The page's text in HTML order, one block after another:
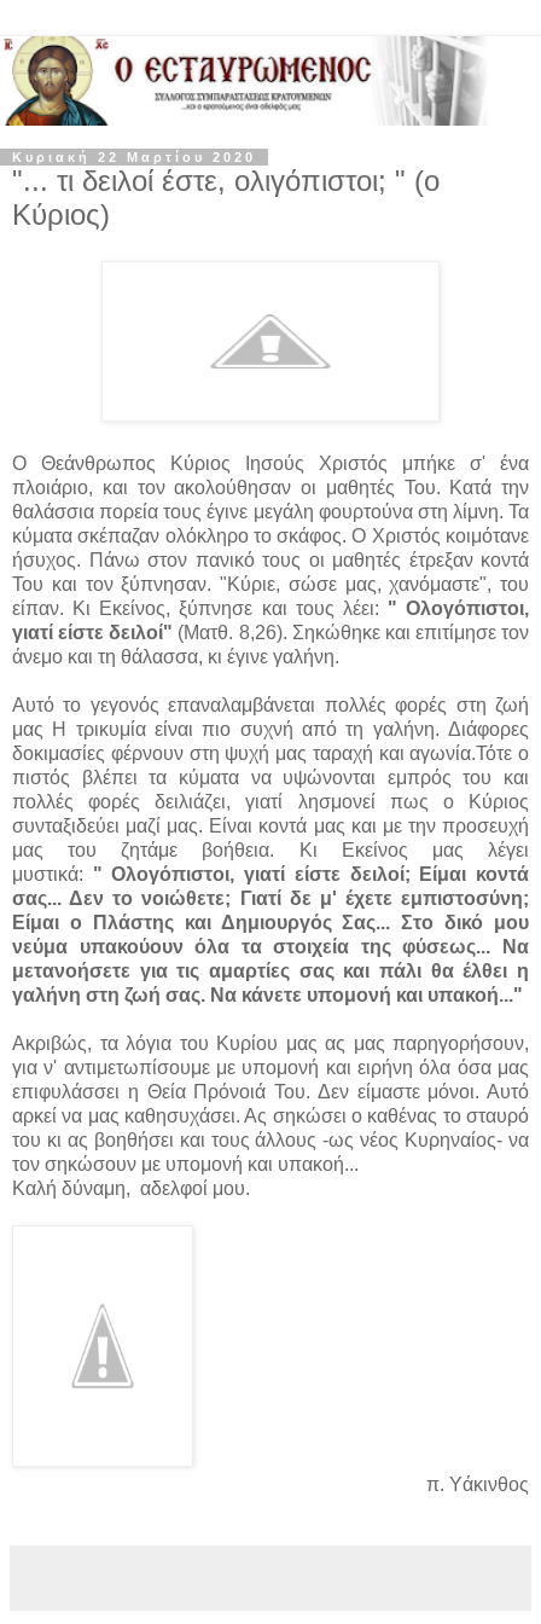
Κυριακή 22 Μαρτίου 2020
"... τι δειλοί έστε, ολιγόπιστοι; " (ο
Κύριος)
Ο Θεάνθρωπος Κύριος Ιησούς Χριστός μπήκε σ' ένα
πλοιάριο, και τον ακολούθησαν οι μαθητές Του. Κατά την
θαλάσσια πορεία τους έγινε μεγάλη φουρτούνα στη λίμνη. Τα
κύματα σκέπαζαν ολόκληρο το σκάφος. Ο Χριστός κοιμότανε
ήσυχος. Πάνω στον πανικό τους οι μαθητές έτρεξαν κοντά
Του και τον ξύπνησαν. "Κύριε, σώσε μας, χανόμαστε", του
είπαν. Κι Εκείνος, ξύπνησε και τους λέει: " Ολογόπιστοι,
γιατί είστε δειλοί" (Ματθ. 8,26). Σηκώθηκε και επιτίμησε τον
άνεμο και τη θάλασσα, κι έγινε γαλήνη.
Αυτό το γεγονός επαναλαμβάνεται πολλές φορές στη ζωή
μας Η τρικυμία είναι πιο συχνή από τη γαλήνη. Διάφορες
δοκιμασίες φέρνουν στη ψυχή μας ταραχή και αγωνία.Τότε ο
πιστός βλέπει τα κύματα να υψώνονται εμπρός του και
πολλές φορές δειλιάζει, γιατί λησμονεί πως ο Κύριος
συνταξιδεύει μαζί μας. Είναι κοντά μας και με την προσευχή
μας του ζητάμε βοήθεια. Κι Εκείνος μας λέγει
μυστικά: " Ολογόπιστοι, γιατί είστε δειλοί; Είμαι κοντά
σας... Δεν το νοιώθετε; Γιατί δε μ' έχετε εμπιστοσύνη;
Είμαι ο Πλάστης και Δημιουργός Σας... Στο δικό μου
νεύμα υπακούουν όλα τα στοιχεία της φύσεως... Να
μετανοήσετε για τις αμαρτίες σας και πάλι θα έλθει η
γαλήνη στη ζωή σας. Να κάνετε υπομονή και υπακοή..."
Ακριβώς, τα λόγια του Κυρίου μας ας μας παρηγορήσουν,
για ν' αντιμετωπίσουμε με υπομονή και ειρήνη όλα όσα μας
επιφυλάσσει η Θεία Πρόνοιά Του. Δεν είμαστε μόνοι. Αυτό
αρκεί να μας καθησυχάσει. Ας σηκώσει ο καθένας το σταυρό
του κι ας βοηθήσει και τους άλλους -ως νέος Κυρηναίος- να
τον σηκώσουν με υπομονή και υπακοή...
Καλή δύναμη, αδελφοί μου.
π. Υάκινθος